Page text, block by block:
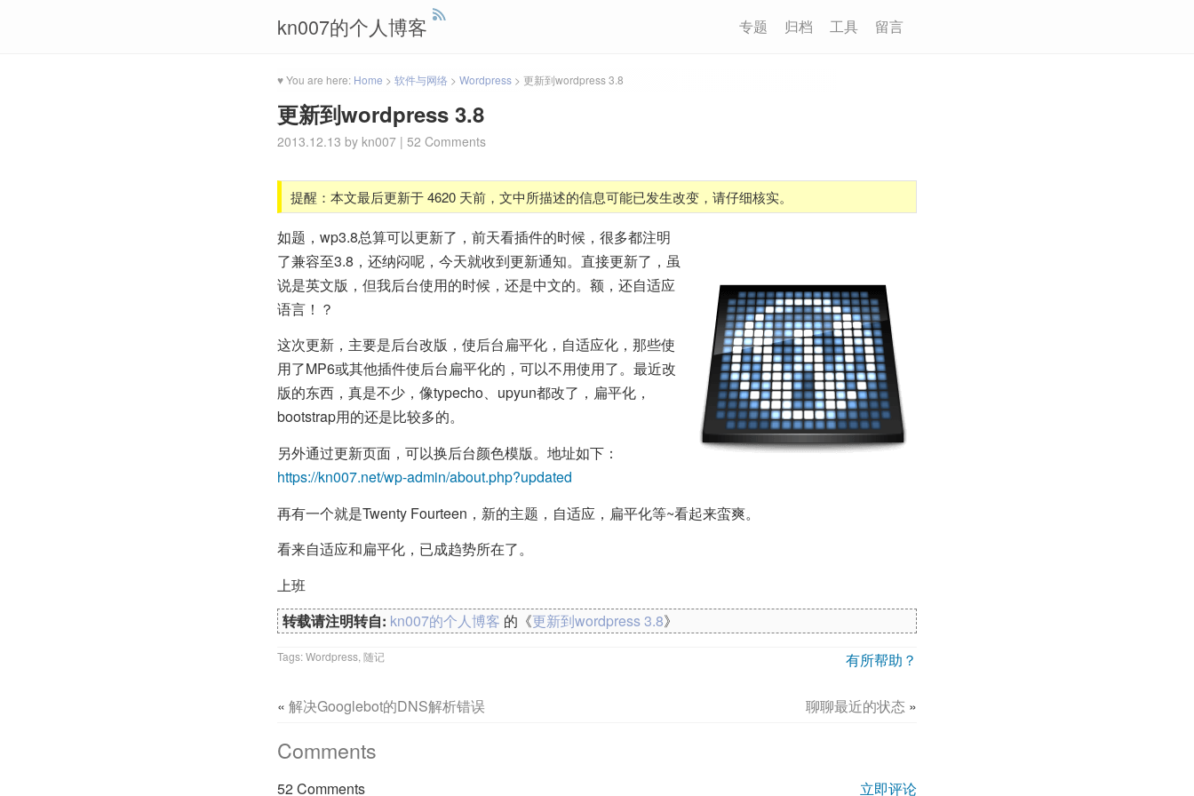
kn007的个人博客 专题 归档 工具 留言
♥ You are here: Home > 软件与网络 > Wordpress > 更新到wordpress 3.8
更新到wordpress 3.8
2013.12.13 by kn007 | 52 Comments
提醒：本文最后更新于 4620 天前，文中所描述的信息可能已发生改变，请仔细核实。
如题，wp3.8总算可以更新了，前天看插件的时候，很多都注明
了兼容至3.8，还纳闷呢，今天就收到更新通知。直接更新了，虽
说是英文版，但我后台使用的时候，还是中文的。额，还自适应
语言！？
这次更新，主要是后台改版，使后台扁平化，自适应化，那些使
用了MP6或其他插件使后台扁平化的，可以不用使用了。最近改
版的东西，真是不少，像typecho、upyun都改了，扁平化，
bootstrap用的还是比较多的。
另外通过更新页面，可以换后台颜色模版。地址如下：
https://kn007.net/wp-admin/about.php?updated
再有一个就是Twenty Fourteen，新的主题，自适应，扁平化等~看起来蛮爽。
看来自适应和扁平化，已成趋势所在了。
上班
转载请注明转自: kn007的个人博客 的《更新到wordpress 3.8》
有所帮助？
Tags:Wordpress 随记
« 解决Googlebot的DNS解析错误 聊聊最近的状态 »
Comments
52 Comments 立即评论